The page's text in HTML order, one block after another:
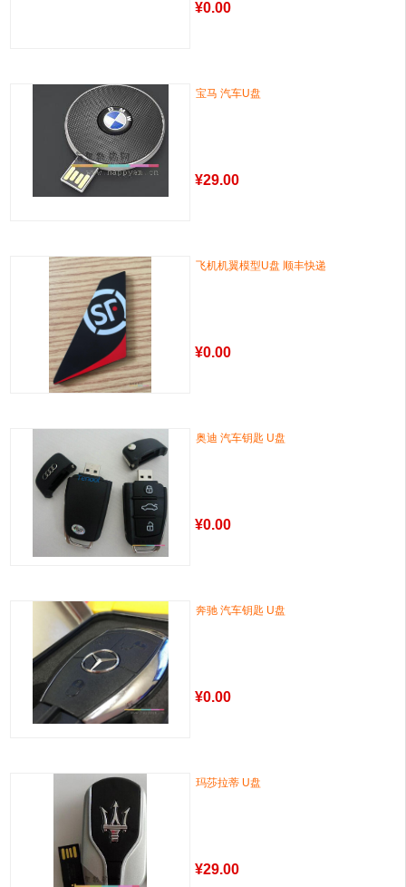
¥0.00
宝马 汽车U盘
¥29.00
飞机机翼模型U盘 顺丰快递
¥0.00
奥迪 汽车钥匙 U盘
¥0.00
奔驰 汽车钥匙 U盘
¥0.00
玛莎拉蒂 U盘
¥29.00